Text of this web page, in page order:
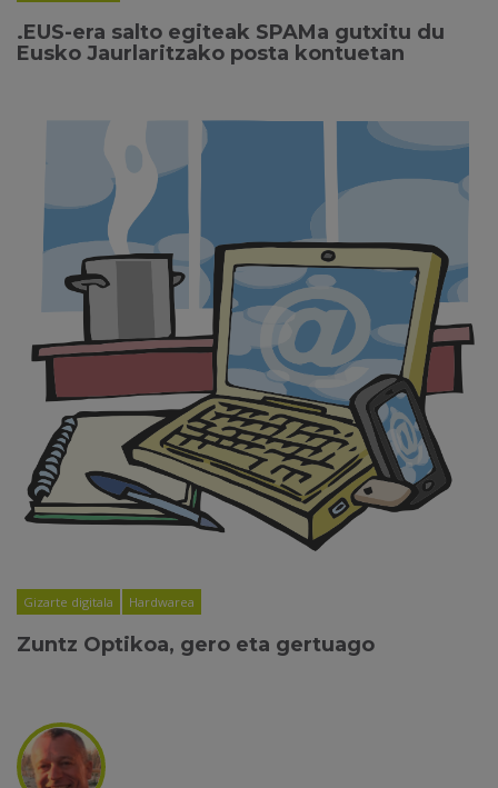
.EUS-era salto egiteak SPAMa gutxitu du
Eusko Jaurlaritzako posta kontuetan
Gizarte digitala Hardwarea
Zuntz Optikoa, gero eta gertuago